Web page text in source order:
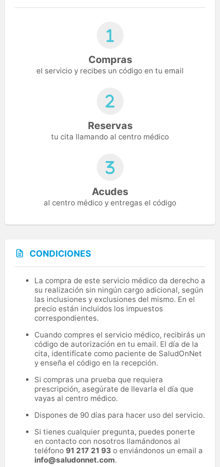
Compras
el servicio y recibes un código en tu email
Reservas
tu cita llamando al centro médico
Acudes
al centro médico y entregas el código
CONDICIONES
La compra de este servicio médico da derecho a
su realización sin ningún cargo adicional, según
las inclusiones y exclusiones del mismo. En el
precio están incluidos los impuestos
correspondientes.
Cuando compres el servicio médico, recibirás un
código de autorización en tu email. El día de la
cita, identifícate como paciente de SaludOnNet
y enseña el código en la recepción.
Si compras una prueba que requiera
prescripción, asegúrate de llevarla el día que
vayas al centro médico.
Dispones de 90 días para hacer uso del servicio.
Si tienes cualquier pregunta, puedes ponerte
en contacto con nosotros llamándonos al
teléfono 91 217 21 93 o enviándonos un email a
info@saludonnet.com.